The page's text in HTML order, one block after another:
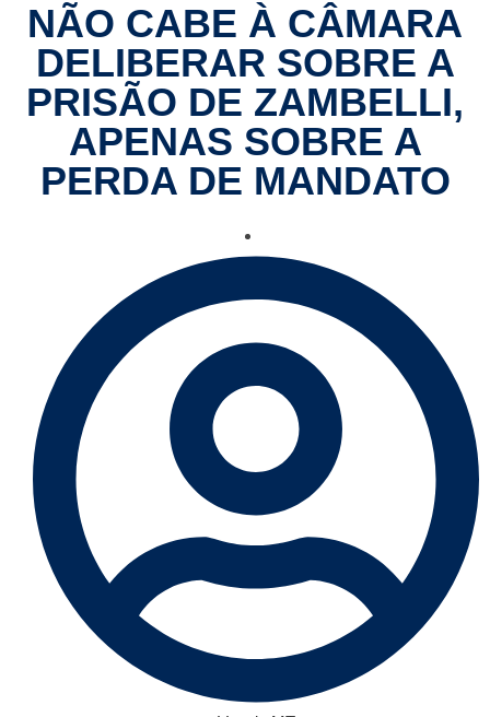
NÃO CABE À CÂMARA
DELIBERAR SOBRE A
PRISÃO DE ZAMBELLI,
APENAS SOBRE A
PERDA DE MANDATO